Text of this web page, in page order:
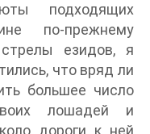
подходящих
по-прежнему
езидов, я
что вряд ли
большее число
лошадей и